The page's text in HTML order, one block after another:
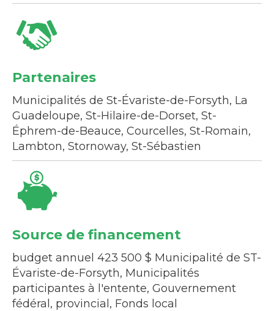
Partenaires
Municipalités de St-Évariste-de-Forsyth, La
Guadeloupe, St-Hilaire-de-Dorset, St-
Éphrem-de-Beauce, Courcelles, St-Romain,
Lambton, Stornoway, St-Sébastien
Source de financement
budget annuel 423 500 $ Municipalité de ST-
Évariste-de-Forsyth, Municipalités
participantes à l'entente, Gouvernement
fédéral, provincial, Fonds local